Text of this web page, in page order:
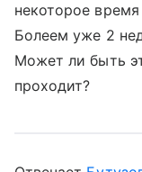
некоторое
Болеем уже 2
Может ли быть
проходит?